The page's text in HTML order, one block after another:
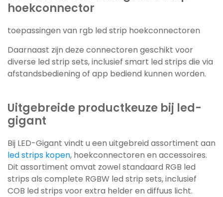
hoekconnector
toepassingen van rgb led strip hoekconnectoren
Daarnaast zijn deze connectoren geschikt voor
diverse led strip sets, inclusief smart led strips die via
afstandsbediening of app bediend kunnen worden.
Uitgebreide productkeuze bij led-
gigant
Bij LED-Gigant vindt u een uitgebreid assortiment aan
led strips kopen, hoekconnectoren en accessoires.
Dit assortiment omvat zowel standaard RGB led
strips als complete RGBW led strip sets, inclusief
COB led strips voor extra helder en diffuus licht.